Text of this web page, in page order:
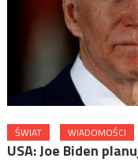
ŚWIAT WIADOMOŚCI
USA: Joe Biden